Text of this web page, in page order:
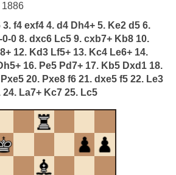
1886
3. f4 exf4 4. d4 Dh4+ 5. Ke2 d5 6.
0 8. dxc6 Lc5 9. cxb7+ Kb8 10.
12. Kd3 Lf5+ 13. Kc4 Le6+ 14.
16. Pe5 Pd7+ 17. Kb5 Dxd1 18.
20. Pxe8 f6 21. dxe5 f5 22. Le3
La7+ Kc7 25. Lc5